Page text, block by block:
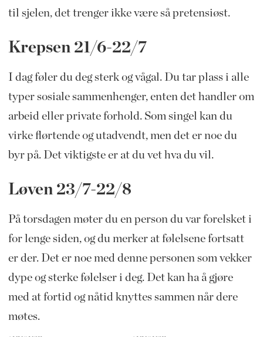
til sjelen, det trenger ikke være så pretensiøst.
Krepsen 21/6-22/7
I dag føler du deg sterk og vågal. Du tar plass i alle
typer sosiale sammenhenger, enten det handler om
arbeid eller private forhold. Som singel kan du
virke flørtende og utadvendt, men det er noe du
byr på. Det viktigste er at du vet hva du vil.
Løven 23/7-22/8
På torsdagen møter du en person du var forelsket i
for lenge siden, og du merker at følelsene fortsatt
er der. Det er noe med denne personen som vekker
dype og sterke følelser i deg. Det kan ha å gjøre
med at fortid og nåtid knyttes sammen når dere
møtes.